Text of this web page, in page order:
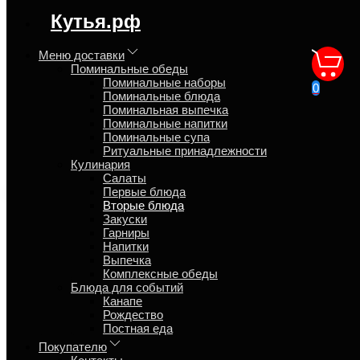
регион доставки:
Кутья.рф
Меню доставки
Поминальные обеды
Поминальные наборы
Поминальные блюда
Поминальная выпечка
Поминальные напитки
Поминальные супа
Ритуальные принадлежности
Кулинария
Салаты
Первые блюда
Вторые блюда
Закуски
Гарниры
Напитки
Выпечка
Комплексные обеды
Блюда для событий
Канапе
Рождество
Постная еда
Покупателю
0
Свиная шейка жареная с
гарниром на выбор
Вторые блюда
Характеристики
Страница
Страница
Шейка свиная жареная. специи соль, перец. подаётся с
гарниром на выбор. 170/200 гр.